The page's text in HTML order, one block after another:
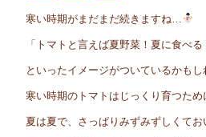
寒い時期がまだまだ続きますね…
「トマトと言えば夏野菜！夏に食べる
といったイメージがついているかも
寒い時期のトマトはじっくり育つため
夏は夏で、さっぱりみずみずしくて